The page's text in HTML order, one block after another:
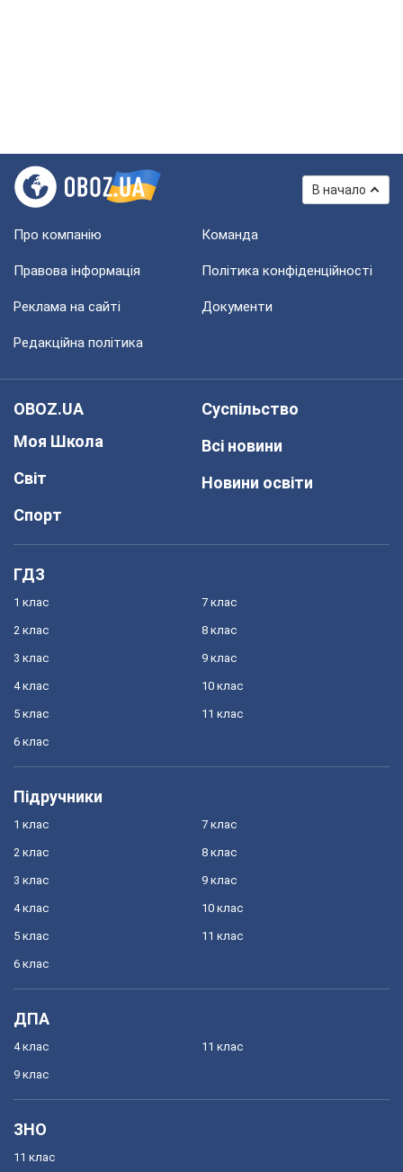
В начало
Про компанію Команда
Правова інформація Політика конфіденційності
Реклама на сайті Документи
Редакційна політика
OBOZ.UA
Моя Школа
Світ
Спорт
Суспільство
Всі новини
Новини освіти
ГДЗ
1 клас
2 клас
3 клас
4 клас
5 клас
6 клас
7 клас
8 клас
9 клас
10 клас
11 клас
Підручники
1 клас
2 клас
3 клас
4 клас
5 клас
6 клас
7 клас
8 клас
9 клас
10 клас
11 клас
ДПА
4 клас
9 клас
11 клас
ЗНО
11 клас